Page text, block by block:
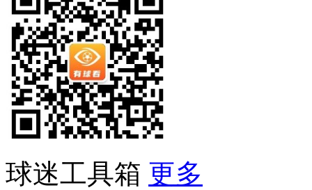
球迷工具箱 更多